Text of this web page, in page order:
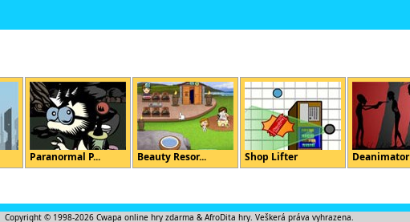
Paranormal P... Beauty Resor... Shop Lifter Deanimator
Copyright © 1998-2026 Cwapa online hry zdarma & AfroDita hry. Veškerá práva vyhrazena.